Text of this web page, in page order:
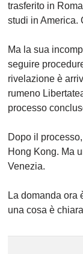
trasferito in
studi in America.
Ma la sua
seguire
rivelazione è
rumeno
processo
Dopo il
Hong Kong. Ma
Venezia.
La domanda ora
una cosa è